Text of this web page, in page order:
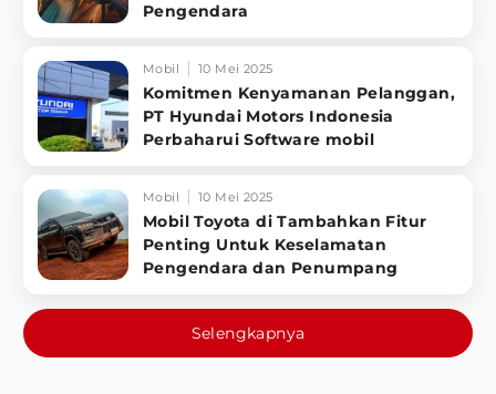
Pengendara
Mobil 10 Mei 2025
Komitmen Kenyamanan Pelanggan,
PT Hyundai Motors Indonesia
Perbaharui Software mobil
Mobil 10 Mei 2025
Mobil Toyota di Tambahkan Fitur
Penting Untuk Keselamatan
Pengendara dan Penumpang
Selengkapnya